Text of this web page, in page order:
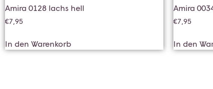
Amira 0128 lachs hell
€7,95
In den Warenkorb
Amira
€7,95
In den